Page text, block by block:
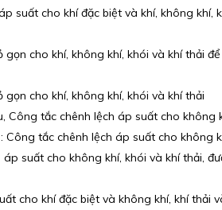
suất cho khí đặc biệt và khí, không khí,
cho khí, không khí, khói và khí thải
cho khí, không khí, khói và khí thải
Công tắc chênh lệch áp suất cho không
Công tắc chênh lệch áp suất cho không
suất cho không khí, khói và khí thải,
cho khí đặc biệt và không khí, khí thải